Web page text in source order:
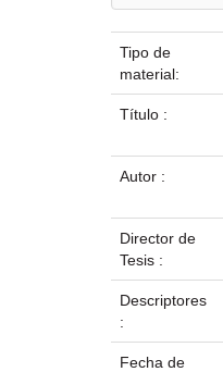
Tipo de
material:
Título :
Autor :
Director de
Tesis :
Descriptores
:
Fecha de